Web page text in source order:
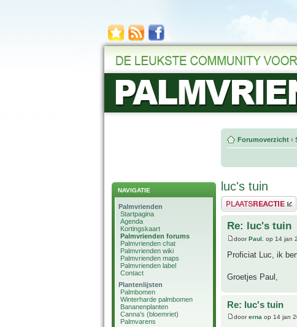
NAVIGATIE
Palmvrienden
Startpagina
Agenda
Kortingskaart
Palmvrienden forums
Palmvrienden chat
Palmvrienden wiki
Palmvrienden maps
Palmvrienden label
Contact
Plantenlijsten
Palmbomen
Winterharde palmbomen
Bananenplanten
Canna's (bloemriet)
Palmvarens
Forumoverzicht ‹
luc's tuin
Plaats een reactie
Re: luc's tuin
doorPaul. op 14 jan
Proficiat Luc, ik
Groetjes Paul,
Re: luc's tuin
doorerna op 14 jan